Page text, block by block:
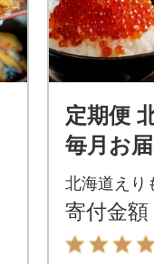
定期便
毎月お
2回【
北海道えり
寄付金額